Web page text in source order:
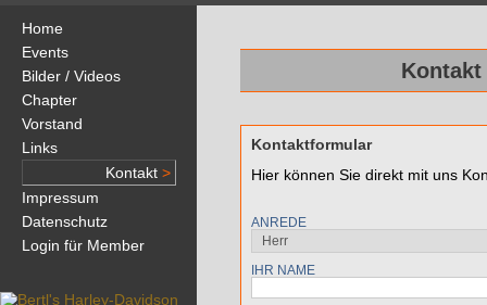
Home
Events
Bilder / Videos
Chapter
Vorstand
Links
Kontakt >
Impressum
Datenschutz
Login für Member
Kontakt
Kontaktformular
Hier können Sie direkt mit uns
ANREDE
IHR NAME